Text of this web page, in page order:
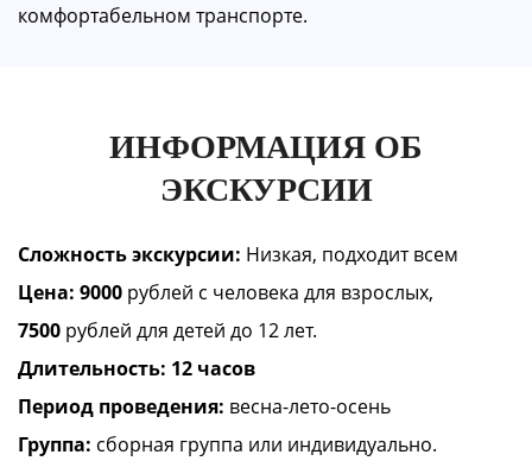
комфортабельном транспорте.
ИНФОРМАЦИЯ ОБ
ЭКСКУРСИИ
Сложность экскурсии: Низкая, подходит всем
Цена: 9000 рублей с человека для взрослых,
7500 рублей для детей до 12 лет.
Длительность: 12 часов
Период проведения: весна-лето-осень
Группа: сборная группа или индивидуально.